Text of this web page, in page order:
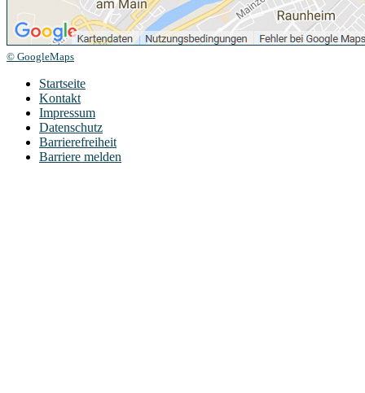
© GoogleMaps
Startseite
Kontakt
Impressum
Datenschutz
Barrierefreiheit
Barriere melden